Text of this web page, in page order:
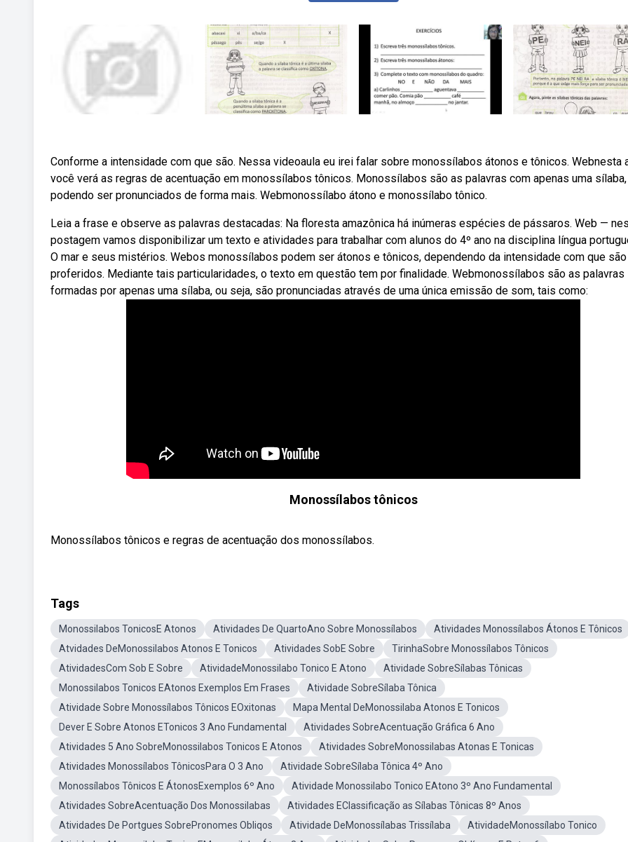
Conforme a intensidade com que são. Nessa videoaula eu irei falar sobre monossílabos átonos e tônicos. Webnesta
você verá as regras de acentuação em monossílabos tônicos. Monossílabos são as palavras com apenas uma sílaba,
podendo ser pronunciados de forma mais. Webmonossílabo átono e monossílabo tônico.
Leia a frase e observe as palavras destacadas: Na floresta amazônica há inúmeras espécies de pássaros. Web —
postagem vamos disponibilizar um texto e atividades para trabalhar com alunos do 4º ano na disciplina língua
O mar e seus mistérios. Webos monossílabos podem ser átonos e tônicos, dependendo da intensidade com que são
proferidos. Mediante tais particularidades, o texto em questão tem por finalidade. Webmonossílabos são as palavras
formadas por apenas uma sílaba, ou seja, são pronunciadas através de uma única emissão de som, tais como:
Monossílabos tônicos
Monossílabos tônicos e regras de acentuação dos monossílabos.
Tags
Monossilabos TonicosE Atonos Atividades De QuartoAno Sobre Monossílabos
Atividades Monossílabos Átonos E Tônicos
Atvidades DeMonossilabos Atonos E Tonicos
Atividades SobE Sobre
TirinhaSobre Monossílabos Tônicos
AtividadesCom Sob E Sobre
AtividadeMonossilabo Tonico E Atono
Atividade SobreSílabas Tônicas
Monossilabos Tonicos EAtonos Exemplos Em Frases
Atividade SobreSílaba Tônica
Atividade Sobre Monossílabos Tônicos EOxitonas
Mapa Mental DeMonossilaba Atonos E Tonicos
Dever E Sobre Atonos ETonicos 3 Ano Fundamental
Atividades SobreAcentuação Gráfica 6 Ano
Atividades 5 Ano SobreMonossilabos Tonicos E Atonos
Atividades SobreMonossilabas Atonas E Tonicas
Atividades Monossílabos TônicosPara O 3 Ano
Atividade SobreSílaba Tônica 4º Ano
Monossílabos Tônicos E ÁtonosExemplos 6º Ano
Atividade Monossilabo Tonico EAtono 3º Ano Fundamental
Atividades SobreAcentuação Dos Monossilabas
Atividades EClassificação as Sílabas Tônicas 8º Anos
Atividades De Portgues SobrePronomes Obliqos
Atividade DeMonossílabas Trissílaba
AtividadeMonossílabo Tonico